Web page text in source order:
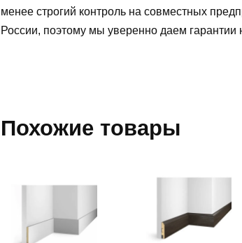
менее строгий контроль на совместных
России, поэтому мы уверенно даем
Похожие товары